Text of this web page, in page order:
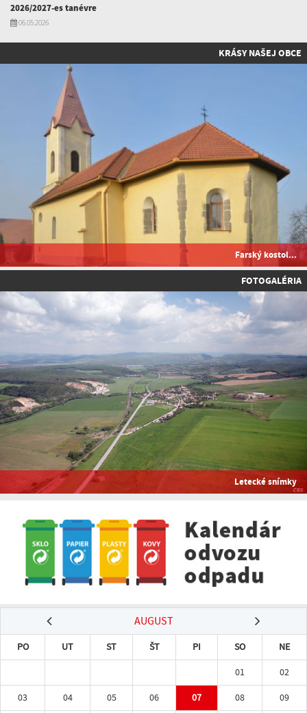
2026/2027-es tanévre
06.05.2026
KRÁSY NAŠEJ OBCE
Farský kostol...
FOTOGALÉRIA
Letecké snímky
AUGUST
PO UT ST ŠT PI SO
NE
01
02
03
04 05 06 07 08
09